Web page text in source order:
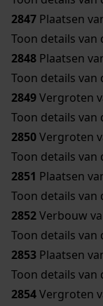
2847 Plaatsen
Toon details van
2848 Plaatsen
Toon details van
2849Vergroten
Toon details van
2850Vergroten
Toon details van
2851 Plaatsen
Toon details van
2852Verbouw
Toon details van
2853 Plaatsen
Toon details van
2854Vergroten